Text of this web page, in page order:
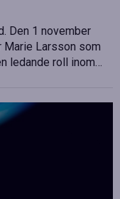
Den 1 november
Larsson som
ledande roll inom…